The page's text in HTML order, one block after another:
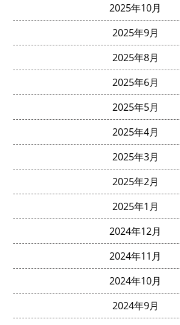
2025年10月
2025年9月
2025年8月
2025年6月
2025年5月
2025年4月
2025年3月
2025年2月
2025年1月
2024年12月
2024年11月
2024年10月
2024年9月